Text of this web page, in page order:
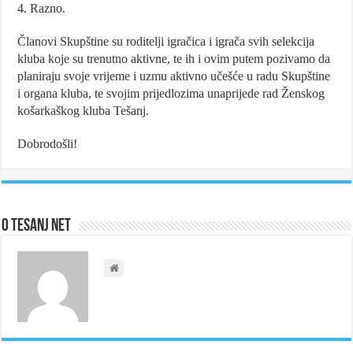
4. Razno.
Članovi Skupštine su roditelji igračica i igrača svih selekcija
kluba koje su trenutno aktivne, te ih i ovim putem pozivamo da
planiraju svoje vrijeme i uzmu aktivno učešće u radu Skupštine
i organa kluba, te svojim prijedlozima unaprijede rad Ženskog
košarkaškog kluba Tešanj.
Dobrodošli!
O Tesanj Net